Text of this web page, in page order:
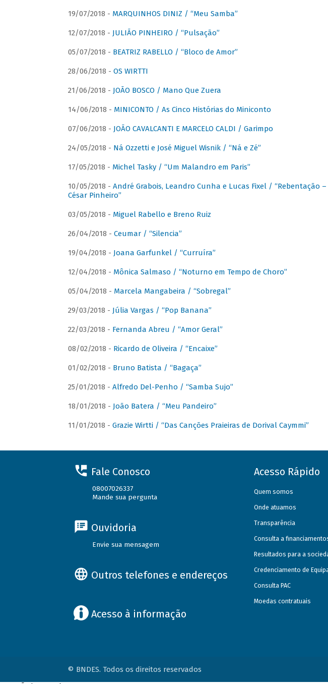
19/07/2018 - MARQUINHOS DINIZ / “Meu Samba”
12/07/2018 - JULIÃO PINHEIRO / “Pulsação”
05/07/2018 - BEATRIZ RABELLO / “Bloco de Amor”
28/06/2018 - OS WIRTTI
21/06/2018 - JOÃO BOSCO / Mano Que Zuera
14/06/2018 - MINICONTO / As Cinco Histórias do Miniconto
07/06/2018 - JOÃO CAVALCANTI E MARCELO CALDI / Garimpo
24/05/2018 - Ná Ozzetti e José Miguel Wisnik / “Ná e Zé”
17/05/2018 - Michel Tasky / “Um Malandro em Paris”
10/05/2018 - André Grabois, Leandro Cunha e Lucas Fixel / “Rebentação
César Pinheiro”
03/05/2018 - Miguel Rabello e Breno Ruiz
26/04/2018 - Ceumar / “Silencia”
19/04/2018 - Joana Garfunkel / “Curruíra”
12/04/2018 - Mônica Salmaso / “Noturno em Tempo de Choro”
05/04/2018 - Marcela Mangabeira / “Sobregal”
29/03/2018 - Júlia Vargas / “Pop Banana”
22/03/2018 - Fernanda Abreu / “Amor Geral”
08/02/2018 - Ricardo de Oliveira / “Encaixe”
01/02/2018 - Bruno Batista / “Bagaça”
25/01/2018 - Alfredo Del-Penho / “Samba Sujo”
18/01/2018 - João Batera / “Meu Pandeiro”
11/01/2018 - Grazie Wirtti / “Das Canções Praieiras de Dorival Caymmi”
Fale Conosco
08007026337
Mande sua pergunta
Ouvidoria
Envie sua mensagem
Outros telefones e endereços
Acesso à informação
Acesso Rápido
Quem somos
Onde atuamos
Transparência
Consulta a
Resultados para a
Credenciamento de
Consulta PAC
Moedas contratuais
© BNDES. Todos os direitos reservados